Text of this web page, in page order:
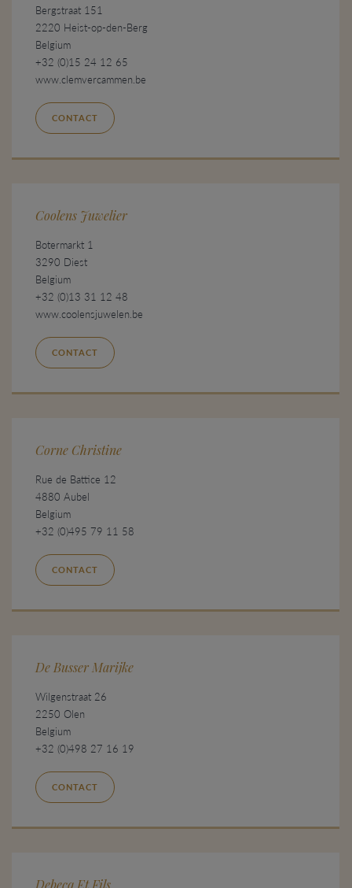
Bergstraat 151
2220 Heist-op-den-Berg
Belgium
+32 (0)15 24 12 65
www.clemvercammen.be
CONTACT
Coolens Juwelier
Botermarkt 1
3290 Diest
Belgium
+32 (0)13 31 12 48
www.coolensjuwelen.be
CONTACT
Corne Christine
Rue de Battice 12
4880 Aubel
Belgium
+32 (0)495 79 11 58
CONTACT
De Busser Marijke
Wilgenstraat 26
2250 Olen
Belgium
+32 (0)498 27 16 19
CONTACT
Debecq Et Fils